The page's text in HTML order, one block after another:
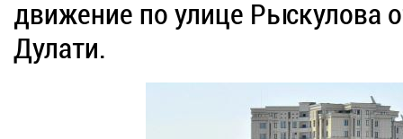
движение по улице Рыскулова
Дулати.